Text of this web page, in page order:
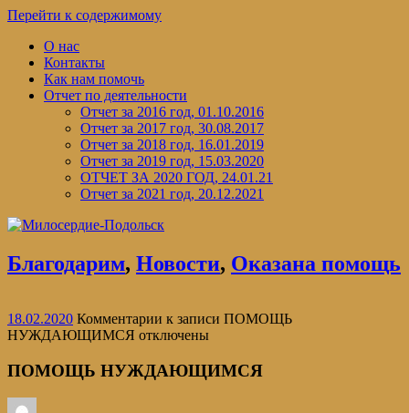
Перейти к содержимому
О нас
Контакты
Как нам помочь
Отчет по деятельности
Отчет за 2016 год, 01.10.2016
Отчет за 2017 год, 30.08.2017
Отчет за 2018 год, 16.01.2019
Отчет за 2019 год, 15.03.2020
ОТЧЕТ ЗА 2020 ГОД, 24.01.21
Отчет за 2021 год, 20.12.2021
Благодарим, Новости, Оказана помощь
18.02.2020 Комментарии к записи ПОМОЩЬ
НУЖДАЮЩИМСЯ отключены
ПОМОЩЬ НУЖДАЮЩИМСЯ